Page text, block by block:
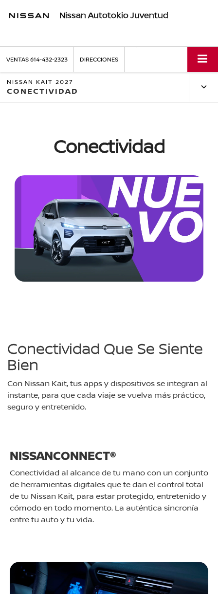
Nissan Autotokio Juventud
VENTAS614-432-2323 DIRECCIONES
NISSAN KAIT 2027
CONECTIVIDAD
Conectividad
Conectividad Que Se Siente
Bien
Con Nissan Kait, tus apps y dispositivos se integran al
instante, para que cada viaje se vuelva más práctico,
seguro y entretenido.
NISSANCONNECT®
Conectividad al alcance de tu mano con un conjunto
de herramientas digitales que te dan el control total
de tu Nissan Kait, para estar protegido, entretenido y
cómodo en todo momento. La auténtica sincronía
entre tu auto y tu vida.